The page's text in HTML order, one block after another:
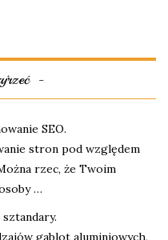
SEO.
stron pod względem
rzec, że Twoim
…
gablot aluminiowych,